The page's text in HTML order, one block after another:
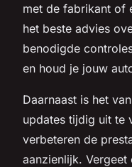
met de fabrikant of
het beste advies
benodigde
en houd je jouw
Daarnaast is het
updates tijdig uit te
verbeteren de
aanzienlijk.